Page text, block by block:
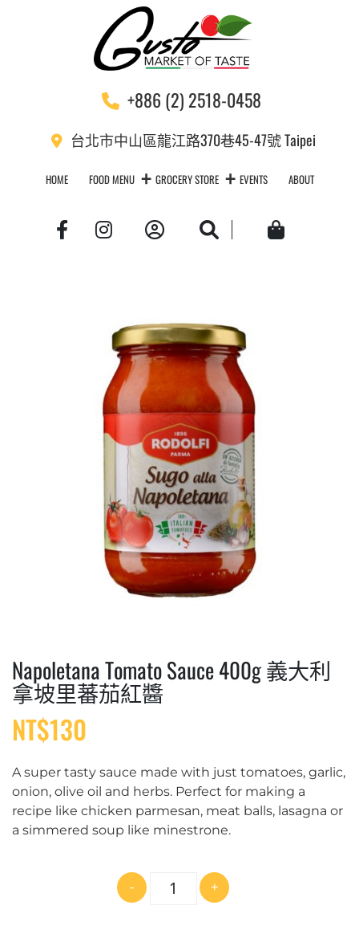
+886 (2) 2518-0458
台北市中山區龍江路370巷45-47號 Taipei
HOME FOOD MENU GROCERY STORE EVENTS ABOUT
Account Search Cart
Napoletana Tomato Sauce 400g 義大利
拿坡里蕃茄紅醬
NT$130
A super tasty sauce made with just tomatoes, garlic,
onion, olive oil and herbs. Perfect for making a
recipe like chicken parmesan, meat balls, lasagna or
a simmered soup like minestrone.
-
數
量
+